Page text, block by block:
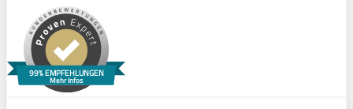
99% EMPFEHLUNGEN
Mehr Infos